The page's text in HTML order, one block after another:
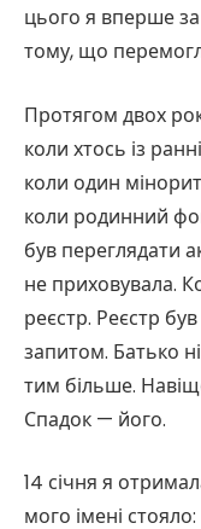
цього я вперше
тому, що
Протягом двох
коли хтось із
коли один
коли родинний
був переглядати
не приховувала.
реєстр. Реєстр
запитом. Батько
тим більше.
Спадок — його.
14 січня я
мого імені